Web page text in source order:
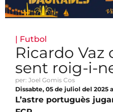
| Futbol
Ricardo Vaz
sent roig-i-
per: Joel Gomis Cos
Dissabte, 05 de juliol del 2025
L’astre portuguès